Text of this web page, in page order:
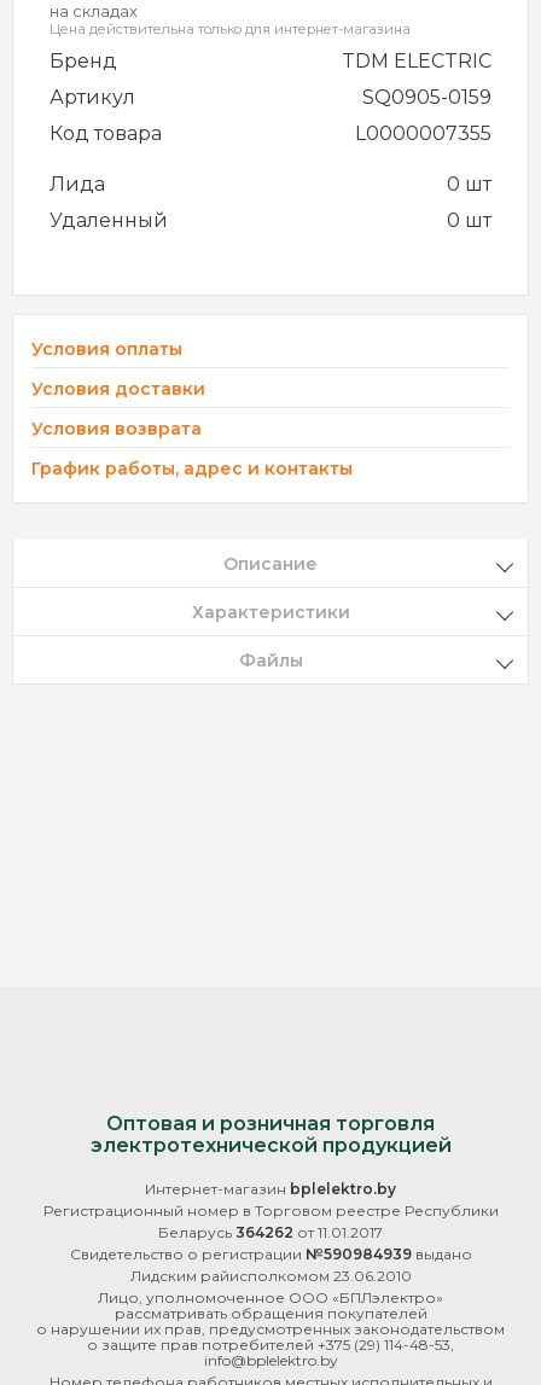
на складах
Цена действительна только для интернет-магазина
Бренд
TDM ELECTRIC
Артикул
SQ0905-0159
Код товара
L0000007355
Лида
0 шт
Удаленный
0 шт
Условия оплаты
Условия доставки
Условия возврата
График работы, адрес и контакты
Описание
Характеристики
Файлы
Оптовая и розничная торговля
электротехнической продукцией
Интернет-магазин bplelektro.by
Регистрационный номер в Торговом реестре Республики
Беларусь 364262 от 11.01.2017
Свидетельство о регистрации №590984939выдано
Лидским райисполкомом 23.06.2010
Лицо, уполномоченное ООО «БПЛэлектро»
рассматривать обращения покупателей
о нарушении их прав, предусмотренных законодательством
о защите прав потребителей +375 (29) 114-48-53
info@bplelektro.by